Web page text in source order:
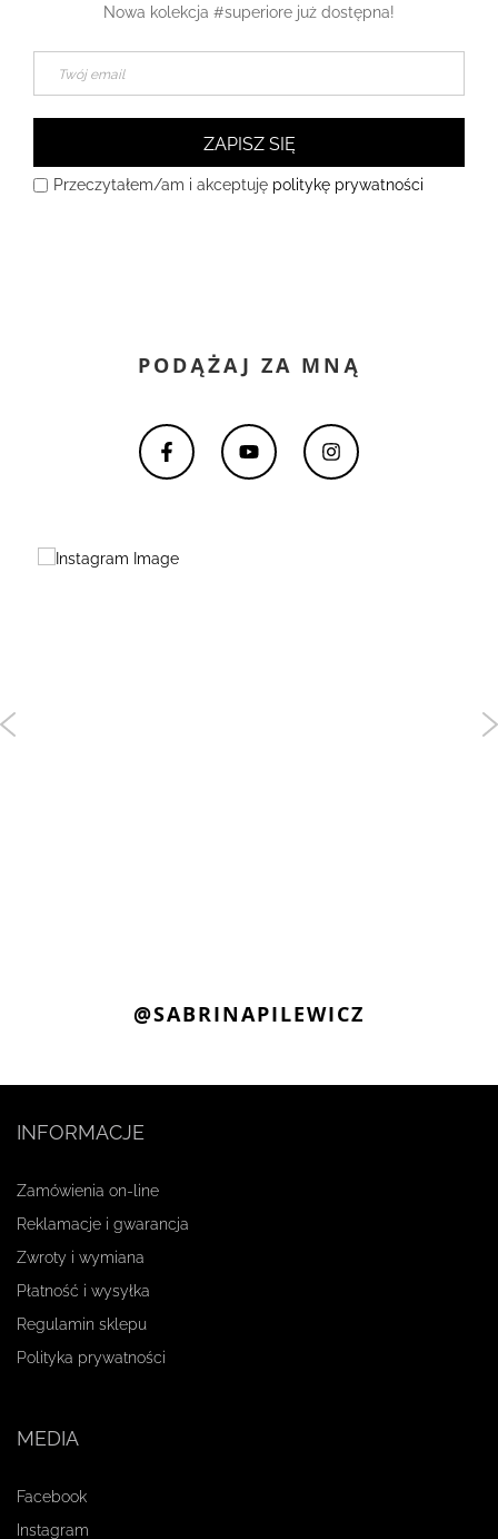
Nowa kolekcja #superiore już dostępna!
ZAPISZ SIĘ
Przeczytałem/am i akceptuję politykę prywatności
PODĄŻAJ ZA MNĄ
@SABRINAPILEWICZ
INFORMACJE
Zamówienia on-line
Reklamacje i gwarancja
Zwroty i wymiana
Płatność i wysyłka
Regulamin sklepu
Polityka prywatności
MEDIA
Facebook
Instagram